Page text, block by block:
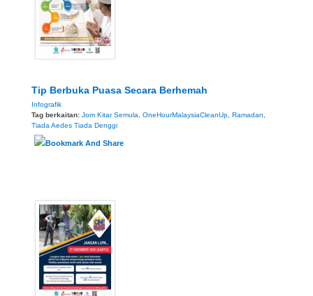
Tip Berbuka Puasa Secara Berhemah
Infografik
Tag berkaitan: Jom Kitar Semula, OneHourMalaysiaCleanUp, Ramadan,
Tiada Aedes Tiada Denggi